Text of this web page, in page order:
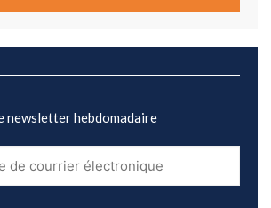
newsletter hebdomadaire